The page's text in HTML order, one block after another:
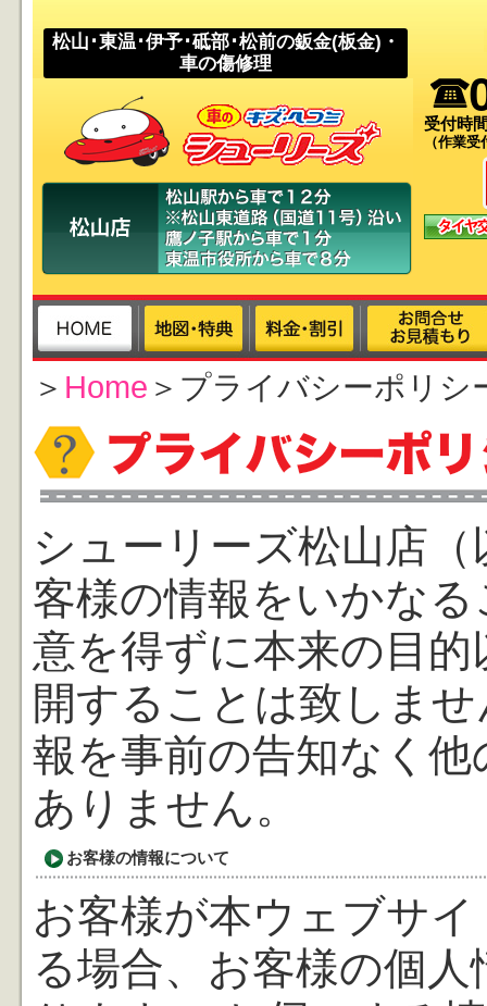
松山･東温･伊予･砥部･松前の鈑金(板金)・
車の傷修理
受付時
（作業
＞ Home ＞プライバシーポリシ
シューリーズ松山店
客様の情報をいかな
意を得ずに本来の目
開することは致しま
報を事前の告知なく
ありません。
お客様の情報について
お客様が本ウェブサ
る場合、お客様の個